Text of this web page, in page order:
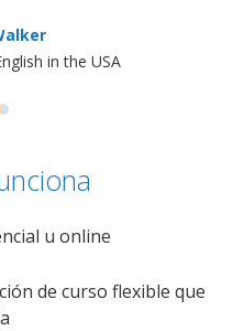
in the USA
u online
de curso flexible que